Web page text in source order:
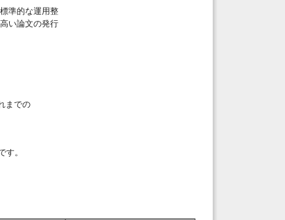
準的な運用整
い論文の発行
までの
す。